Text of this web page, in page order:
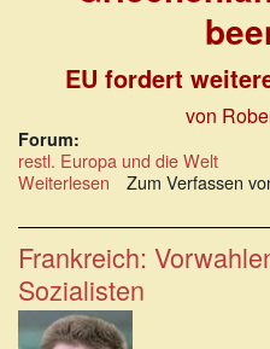
EU fordert
von
Forum:
restl. Europa und die Welt
Weiterlesen über
„Rettung“
beendet:
EU
fordert
weitere
Sparmaßnahmen
Zum Verfassen
Frankreich:
Sozialisten